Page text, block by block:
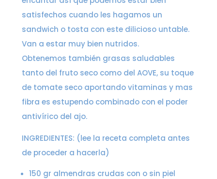
satisfechos cuando les hagamos un
sandwich o tosta con este dilicioso untable.
Van a estar muy bien nutridos.
Obtenemos también grasas saludables
tanto del fruto seco como del AOVE, su toque
de tomate seco aportando vitaminas y mas
fibra es estupendo combinado con el poder
antivírico del ajo.
INGREDIENTES: (lee la receta completa antes
de proceder a hacerla)
150 gr almendras crudas con o sin piel